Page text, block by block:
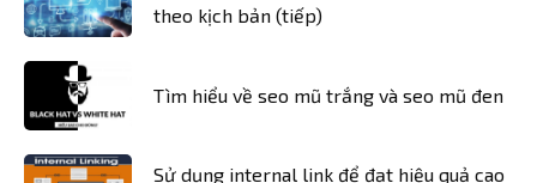
theo kịch bản (tiếp)
Tìm hiểu về seo mũ trắng và seo mũ đen
Sử dụng internal link để đạt hiệu quả cao